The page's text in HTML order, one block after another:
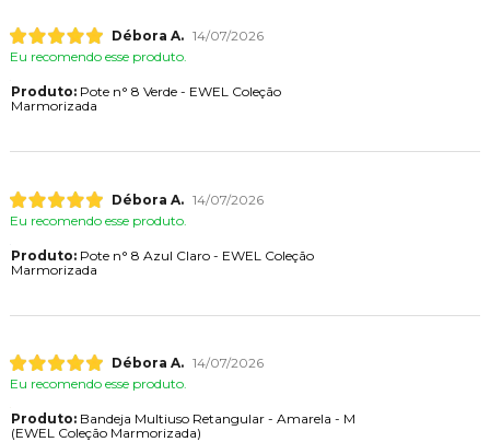
Débora A. 14/07/2026
Eu recomendo esse produto.
Produto:Pote n° 8 Verde - EWEL Coleção
Marmorizada
Débora A. 14/07/2026
Eu recomendo esse produto.
Produto:Pote n° 8 Azul Claro - EWEL Coleção
Marmorizada
Débora A. 14/07/2026
Eu recomendo esse produto.
Produto:Bandeja Multiuso Retangular - Amarela - M
(EWEL Coleção Marmorizada)